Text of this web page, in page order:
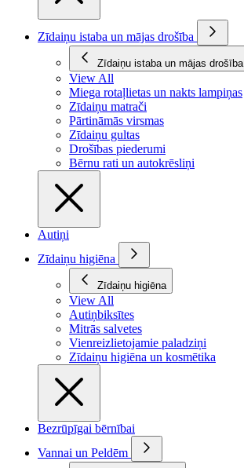
Zīdaiņu istaba un mājas drošība
Zīdaiņu istaba un mājas drošība
View All
Miega rotaļlietas un nakts lampiņas
Zīdaiņu matrači
Pārtināmās virsmas
Zīdaiņu gultas
Drošības piederumi
Bērnu rati un autokrēsliņi
Autiņi
Zīdaiņu higiēna
Zīdaiņu higiēna
View All
Autiņbiksītes
Mitrās salvetes
Vienreizlietojamie paladziņi
Zīdaiņu higiēna un kosmētika
Bezrūpīgai bērnībai
Vannai un Peldēm